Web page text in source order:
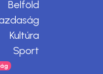
Belföld
Kultúra
Sport